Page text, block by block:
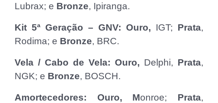
Lubrax; e Bronze, Ipiranga.
Kit 5ª Geração – GNV: Ouro, IGT; Prata,
Rodima; e Bronze, BRC.
Vela / Cabo de Vela: Ouro, Delphi, Prata,
NGK; e Bronze, BOSCH.
Amortecedores: Ouro, Monroe; Prata,